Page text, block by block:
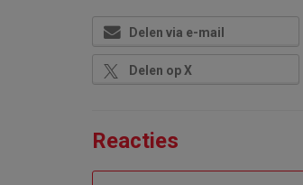
Delen via e-mail
Delen op X
Reacties